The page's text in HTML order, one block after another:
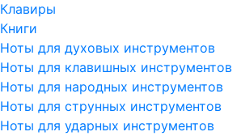
Клавиры
Книги
Ноты для духовых инструментов
Ноты для клавишных инструментов
Ноты для народных инструментов
Ноты для струнных инструментов
Ноты для ударных инструментов